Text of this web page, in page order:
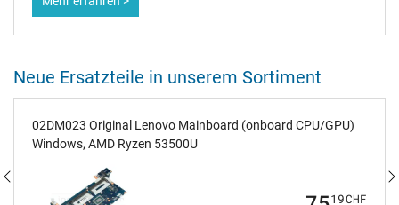
Neue Ersatzteile in unserem Sortiment
02DM023 Original Lenovo Mainboard (onboard CPU/GPU)
Windows, AMD Ryzen 53500U
19CHF